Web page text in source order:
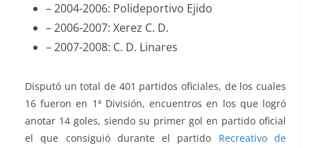
– 2004-2006: Polideportivo Ejido
– 2006-2007: Xerez C. D.
– 2007-2008: C. D. Linares
Disputó un total de 401 partidos oficiales, de los cuales
16 fueron en 1ª División, encuentros en los que logró
anotar 14 goles, siendo su primer gol en partido oficial
el que consiguió durante el partido Recreativo de